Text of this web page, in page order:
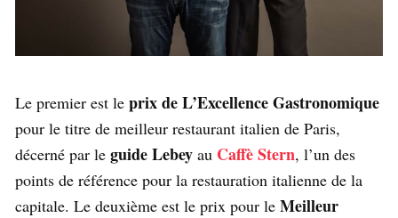
Le premier est le prix de L’Excellence Gastronomique
pour le titre de meilleur restaurant italien de Paris,
décerné par le guide Lebey au Caffè Stern, l’un des
points de référence pour la restauration italienne de la
capitale. Le deuxième est le prix pour le Meilleur